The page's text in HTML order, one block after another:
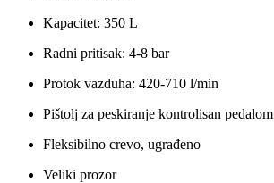
Kapacitet: 350 L
Radni pritisak: 4-8 bar
Protok vazduha: 420-710 l/min
Pištolj za peskiranje kontrolisan pedalom
Fleksibilno crevo, ugrađeno
Veliki prozor